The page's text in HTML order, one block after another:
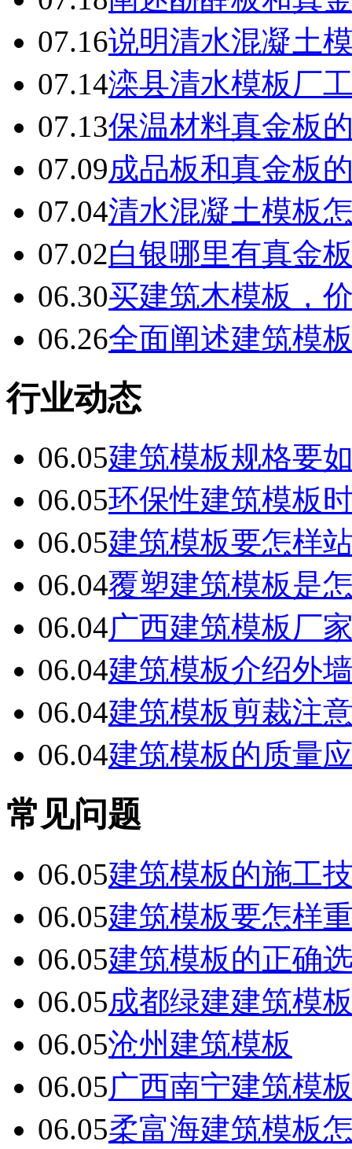
07.16说明清水混凝土
07.14滦县清水模板厂
07.13保温材料真金板
07.09成品板和真金板
07.04清水混凝土模板
07.02白银哪里有真金
06.30买建筑木模板，
06.26全面阐述建筑模
行业动态
06.05建筑模板规格要
06.05环保性建筑模板
06.05建筑模板要怎样
06.04覆塑建筑模板是
06.04广西建筑模板厂
06.04建筑模板介绍外
06.04建筑模板剪裁注
06.04建筑模板的质量
常见问题
06.05建筑模板的施工
06.05建筑模板要怎样
06.05建筑模板的正确
06.05成都绿建建筑模
06.05沧州建筑模板
06.05广西南宁建筑模
06.05柔富海建筑模板